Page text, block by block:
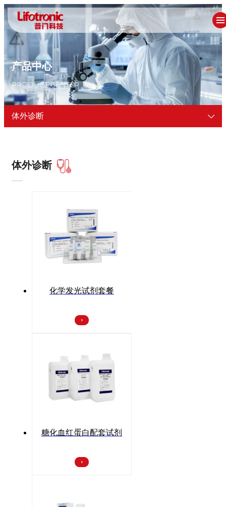
产品中心
PRODUCT CENTER
体外诊断
体外诊断
化学发光试剂套餐
糖化血红蛋白配套试剂